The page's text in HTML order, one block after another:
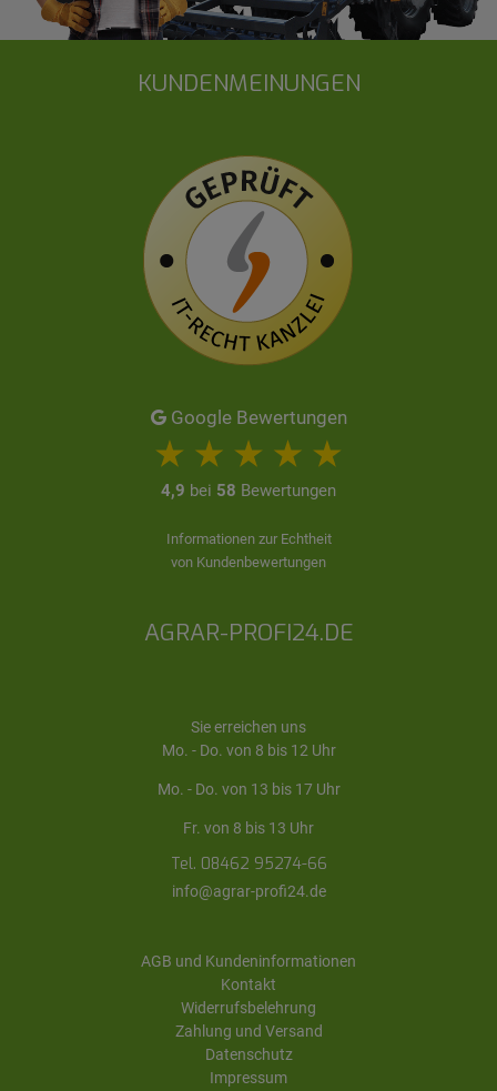
KUNDENMEINUNGEN
Google Bewertungen
4,9 bei 58 Bewertungen
Informationen zur Echtheit
von Kundenbewertungen
AGRAR-PROFI24.DE
Sie erreichen uns
Mo. - Do. von 8 bis 12 Uhr
Mo. - Do. von 13 bis 17 Uhr
Fr. von 8 bis 13 Uhr
Tel. 08462 95274-66
info@agrar-profi24.de
AGB und Kundeninformationen
Kontakt
Widerrufsbelehrung
Zahlung und Versand
Datenschutz
Impressum